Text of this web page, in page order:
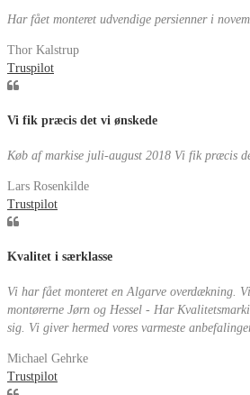
Har fået monteret udvendige persienner i
Thor Kalstrup
Truspilot
Vi fik præcis det vi ønskede
Køb af markise juli-august 2018 Vi fik præcis
Lars Rosenkilde
Trustpilot
Kvalitet i særklasse
Vi har fået monteret en Algarve overdækning.
montørerne Jørn og Hessel - Har
sig. Vi giver hermed vores varmeste
Michael Gehrke
Trustpilot